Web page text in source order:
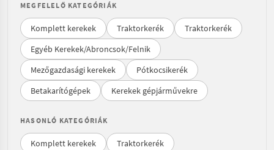
MEGFELELŐ KATEGÓRIÁK
Komplett kerekek Traktorkerék
Traktorkerék
Egyéb Kerekek/Abroncsok/Felnik
Mezőgazdasági kerekek
Pótkocsikerék
Betakarítógépek
Kerekek gépjárművekre
HASONLÓ KATEGÓRIÁK
Komplett kerekek
Traktorkerék